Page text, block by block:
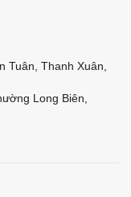
Tuân, Thanh Xuân,
Long Biên,